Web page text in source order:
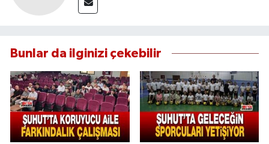
Bunlar da ilginizi çekebilir